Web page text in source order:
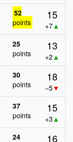
52
points
15
+7▲
25
points
13
+2 ▲
30
points
18
−5▼
37
points
15
+3 ▲
24
16